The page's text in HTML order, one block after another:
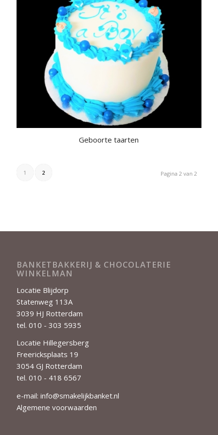
Geboorte taarten
Pagina 2 van 2
1 2
BANKETBAKKERIJ & CHOCOLATERIE
WINKELMAN
Locatie Blijdorp
Statenweg 113A
3039 HJ Rotterdam
tel. 010 - 303 5935
Locatie Hillegersberg
Freericksplaats 19
3054 GJ Rotterdam
tel. 010 - 418 6567
e-mail: info@smakelijkbanket.nl
Algemene voorwaarden